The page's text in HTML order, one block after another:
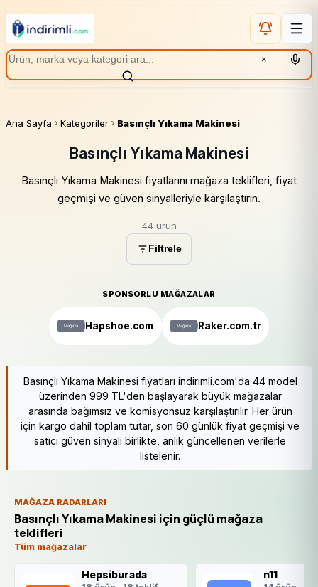
×
Ana Sayfa Kategoriler Basınçlı Yıkama Makinesi
Basınçlı Yıkama Makinesi
Basınçlı Yıkama Makinesi fiyatlarını mağaza teklifleri, fiyat
geçmişi ve güven sinyalleriyle karşılaştırın.
44 ürün
Filtrele
SPONSORLU MAĞAZALAR
Hapshoe.com Raker.com.tr
Basınçlı Yıkama Makinesi fiyatları indirimli.com'da 44 model
üzerinden 999 TL'den başlayarak büyük mağazalar
arasında bağımsız ve komisyonsuz karşılaştırılır. Her ürün
için kargo dahil toplam tutar, son 60 günlük fiyat geçmişi ve
satıcı güven sinyali birlikte, anlık güncellenen verilerle
listelenir.
MAĞAZA RADARLARI
Basınçlı Yıkama Makinesi için güçlü mağaza
teklifleri
Tüm mağazalar
Hepsiburada n11